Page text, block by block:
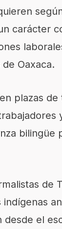
carácter
Oaxaca.
plazas
bilingüe
de
desde el